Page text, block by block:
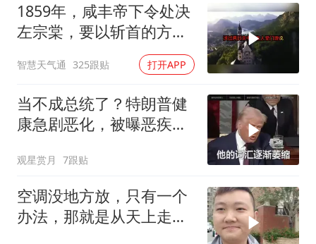
1859年，咸丰帝下令处决
左宗棠，要以斩首的方式
公开行刑，在那生死攸关
的关头
智慧天气通 325跟贴 打开APP
当不成总统了？特朗普健
康急剧恶化，被曝恶疾缠
观星赏月 7跟贴
空调没地方放，只有一个
办法，那就是从天上走，